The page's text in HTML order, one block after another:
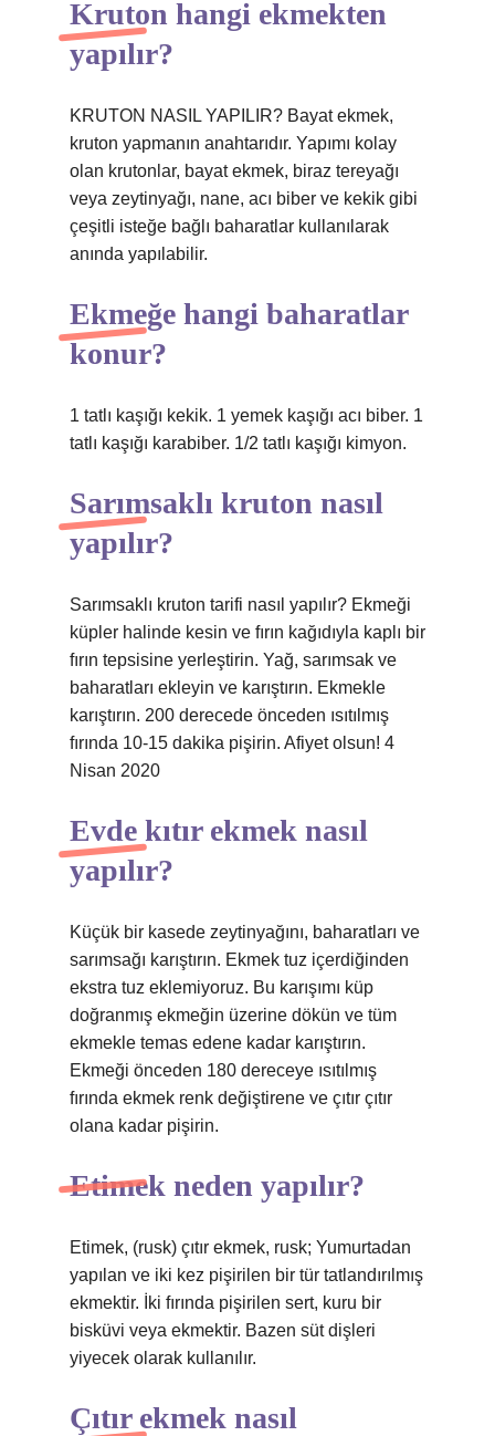
Kruton hangi ekmekten
yapılır?
KRUTON NASIL YAPILIR? Bayat ekmek,
kruton yapmanın anahtarıdır. Yapımı kolay
olan krutonlar, bayat ekmek, biraz tereyağı
veya zeytinyağı, nane, acı biber ve kekik gibi
çeşitli isteğe bağlı baharatlar kullanılarak
anında yapılabilir.
Ekmeğe hangi baharatlar
konur?
1 tatlı kaşığı kekik. 1 yemek kaşığı acı biber. 1
tatlı kaşığı karabiber. 1/2 tatlı kaşığı kimyon.
Sarımsaklı kruton nasıl
yapılır?
Sarımsaklı kruton tarifi nasıl yapılır? Ekmeği
küpler halinde kesin ve fırın kağıdıyla kaplı bir
fırın tepsisine yerleştirin. Yağ, sarımsak ve
baharatları ekleyin ve karıştırın. Ekmekle
karıştırın. 200 derecede önceden ısıtılmış
fırında 10-15 dakika pişirin. Afiyet olsun! 4
Nisan 2020
Evde kıtır ekmek nasıl
yapılır?
Küçük bir kasede zeytinyağını, baharatları ve
sarımsağı karıştırın. Ekmek tuz içerdiğinden
ekstra tuz eklemiyoruz. Bu karışımı küp
doğranmış ekmeğin üzerine dökün ve tüm
ekmekle temas edene kadar karıştırın.
Ekmeği önceden 180 dereceye ısıtılmış
fırında ekmek renk değiştirene ve çıtır çıtır
olana kadar pişirin.
Etimek neden yapılır?
Etimek, (rusk) çıtır ekmek, rusk; Yumurtadan
yapılan ve iki kez pişirilen bir tür tatlandırılmış
ekmektir. İki fırında pişirilen sert, kuru bir
bisküvi veya ekmektir. Bazen süt dişleri
yiyecek olarak kullanılır.
Çıtır ekmek nasıl